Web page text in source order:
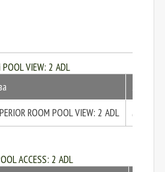
POOL VIEW: 2 ADL
2 Възр.
ROOM POOL VIEW: 2 ADL 6605 €
ACCESS: 2 ADL